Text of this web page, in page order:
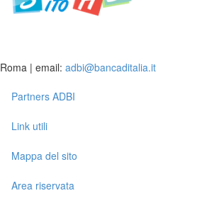
Roma | email: adbi@bancaditalia.it
Partners ADBI
Link utili
Mappa del sito
Area riservata